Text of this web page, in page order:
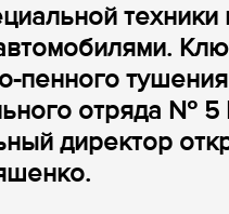
пенного
отряда №
директор